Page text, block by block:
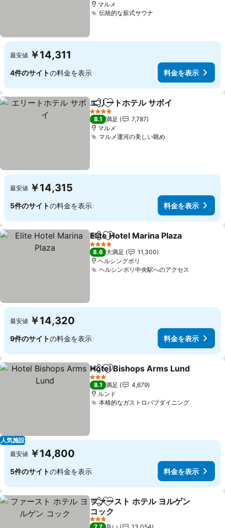
マルメ
伝統的な薪式サウナ
最安値 ￥14,311
4件のサイトの料金を表示 料金を表示
シェアお気に入りに追加
エリートホテル サボイ
4 ホテルのランク
8.1 満足
7,787
マルメ
マルメ運河の美しい眺め
最安値 ￥14,315
5件のサイトの料金を表示 料金を表示
シェアお気に入りに追加
Elite Hotel Marina Plaza
4 ホテルのランク
8.6 大満足
11,300
ヘルシングボリ
ヘルシンボリ中央駅へのアクセス
最安値 ￥14,320
9件のサイトの料金を表示 料金を表示
人気施設
シェアお気に入りに追加
Hotel Bishops Arms Lund
3 ホテルのランク
8.1 満足
4,679
ルンド
本格的なガストロパブダイニング
最安値 ￥14,800
5件のサイトの料金を表示 料金を表示
シェアお気に入りに追加
ファースト ホテル ヨルゲン
コック
3 ホテルのランク